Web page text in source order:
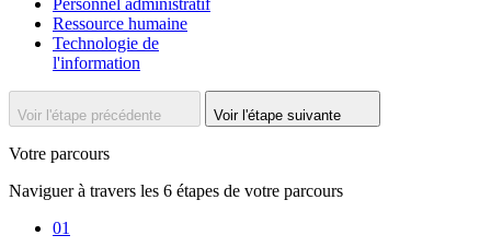
Ressource humaine
Technologie de
l'information
Voir l'étape précédente Voir l'étape suivante
Votre parcours
Naviguer à travers les 6 étapes de votre parcours
01